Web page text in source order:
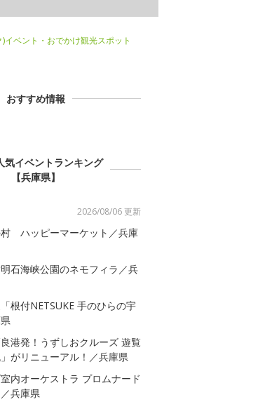
ベント・おでかけ観光スポット
おすすめ情報
気イベントランキング
【兵庫県】
2026/08/06 更新
村 ハッピーマーケット／兵庫
石海峡公園のネモフィラ／兵
根付NETSUKE 手のひらの宇
港発！うずしおクルーズ 遊覧
がリニューアル！／兵庫県
内オーケストラ プロムナード
兵庫県